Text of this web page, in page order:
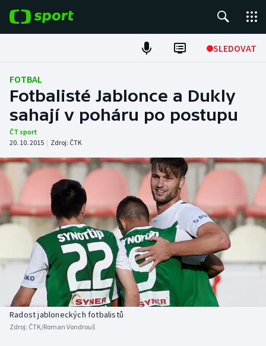
SLEDOVAT
Fotbal
Hokej
Tenis
Atletika
Cyklistika
DALŠÍ SPORTY
Americký fotbal
Baseball a softbal
Basketbal
Biatlon
NEPŘEHLÉDNĚTE
Soutěže
Historické návraty
Aplikace ČT sport
FOTBAL
Fotbalisté Jablonce a Dukly
sahají v poháru po postupu
ČT sport
20. 10. 2015 | Zdroj: ČTK
Radost jabloneckých fotbalistů
Zdroj: ČTK/Roman Vondrouš